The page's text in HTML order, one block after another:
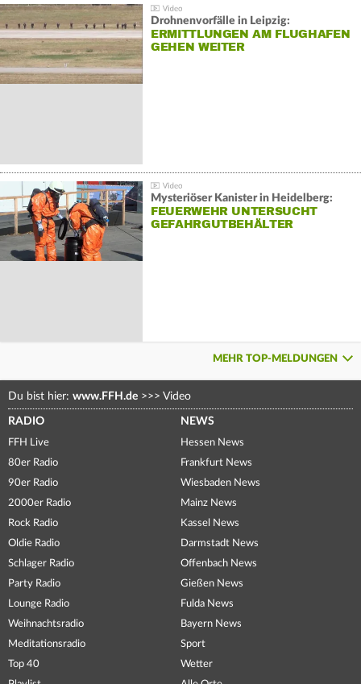
Drohnenvorfälle in Leipzig:
ERMITTLUNGEN AM FLUGHAFEN
GEHEN WEITER
Mysteriöser Kanister in Heidelberg:
FEUERWEHR UNTERSUCHT
GEFAHRGUTBEHÄLTER
MEHR TOP-MELDUNGEN
Du bist hier: www.FFH.de >>> Video
RADIO
FFH Live
80er Radio
90er Radio
2000er Radio
Rock Radio
Oldie Radio
Schlager Radio
Party Radio
Lounge Radio
Weihnachtsradio
Meditationsradio
Top 40
NEWS
Hessen News
Frankfurt News
Wiesbaden News
Mainz News
Kassel News
Darmstadt News
Offenbach News
Gießen News
Fulda News
Bayern News
Sport
Wetter